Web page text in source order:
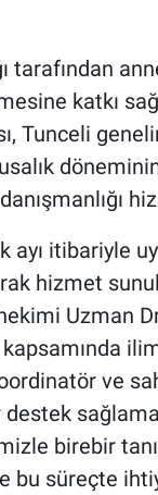
tarafından
katkı
Tunceli
ayı itibariyle
hizmet
Uzman
ve
birebir
bu süreçte